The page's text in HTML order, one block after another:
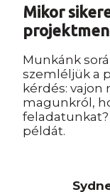
Mikor
Munkánk
szemléljük a
kérdés:
magunkról,
példát.